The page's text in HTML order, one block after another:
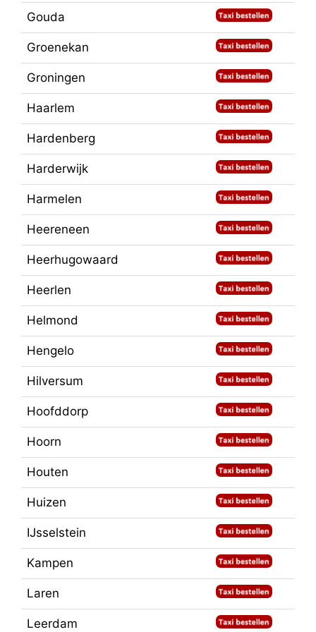
Gouda
Groenekan
Groningen
Haarlem
Hardenberg
Harderwijk
Harmelen
Heereneen
Heerhugowaard
Heerlen
Helmond
Hengelo
Hilversum
Hoofddorp
Hoorn
Houten
Huizen
IJsselstein
Kampen
Laren
Leerdam